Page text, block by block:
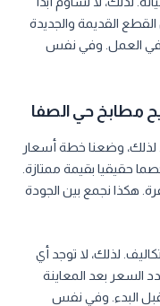
القديمة والجديدة
في العمل. وفي نفس
مطابخ حي الصفا
لذلك، وضعنا خطة أسعار
حقيقيا بقيمة ممتازة.
هكذا نجمع بين الجودة
لذلك، لا توجد أي
السعر بعد المعاينة
قبل البدء. وفي نفس